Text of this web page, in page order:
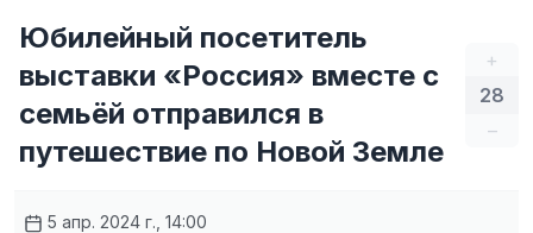
+
28
–
Юбилейный посетитель
выставки «Россия» вместе с
семьёй отправился в
путешествие по Новой Земле
5 апр. 2024 г., 14:00